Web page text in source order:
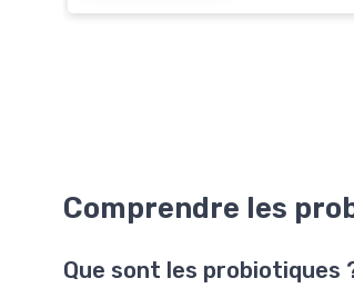
Comprendre les
Que sont les probiotiques